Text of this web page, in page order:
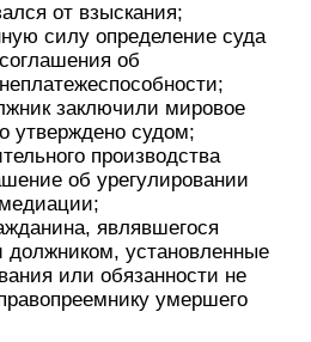
от взыскания;
силу определение суда
об
заключили мировое
утверждено судом;
производства
об урегулировании
являвшегося
должником, установленные
или обязанности не
умершего